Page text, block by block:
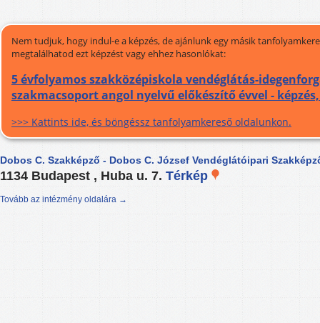
Nem tudjuk, hogy indul-e a képzés, de ajánlunk egy másik
megtalálhatod ezt képzést vagy ehhez hasonlókat:
5 évfolyamos szakközépiskola vendéglátás-
szakmacsoport angol nyelvű előkészítő évvel -
>>> Kattints ide, és böngéssz tanfolyamkereső oldalunkon.
Dobos C. Szakképző - Dobos C. József Vendéglátóipari
1134 Budapest , Huba u. 7. Térkép
Tovább az intézmény oldalára →